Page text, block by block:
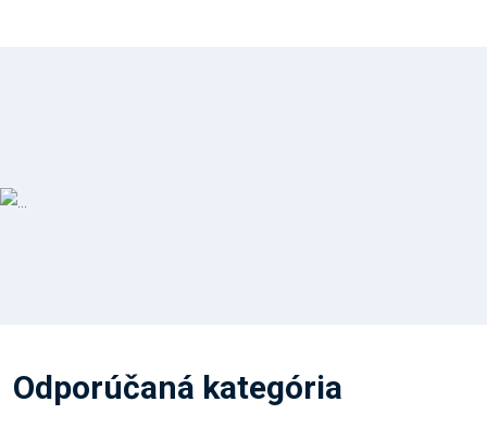
Odporúčaná kategória